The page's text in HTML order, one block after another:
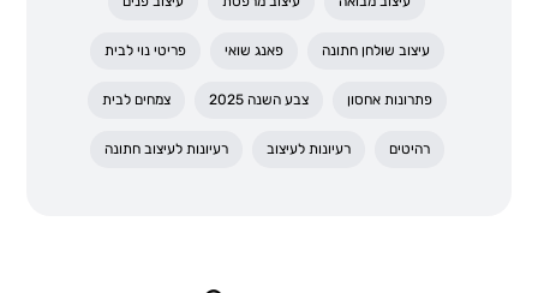
עיצוב שולחן חתונה פאנג שואי פריטי נוי לבית
פתרונות אחסון צבע השנה 2025 צמחים לבית
רהיטים רעיונות לעיצוב רעיונות לעיצוב חתונה